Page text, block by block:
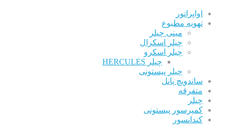
اواپراتور
تهویه مطبوع
مینی چیلر
چیلر اسکرال
چیلر اسکرو
چیلر HERCULES
چیلر پیستونی
ساندویچ پانل
متفرقه
چیلر
کمپرسور پیستونی
کندانسور